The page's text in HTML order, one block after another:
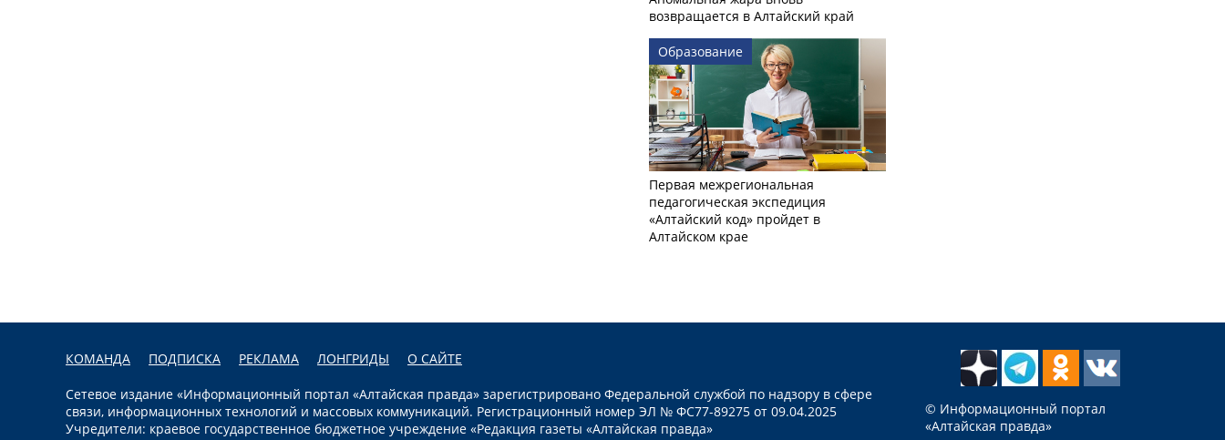
возвращается в Алтайский край
Образование
Первая межрегиональная
педагогическая экспедиция
«Алтайский код» пройдет в
Алтайском крае
КОМАНДА ПОДПИСКА РЕКЛАМА ЛОНГРИДЫ О САЙТЕ
Сетевое издание «Информационный портал «Алтайская правда» зарегистрировано Федеральной службой по надзору в сфере
связи, информационных технологий и массовых коммуникаций. Регистрационный номер ЭЛ № ФС77-89275 от 09.04.2025
Учредители: краевое государственное бюджетное учреждение «Редакция газеты «Алтайская правда»
© Информационный портал
«Алтайская правда»